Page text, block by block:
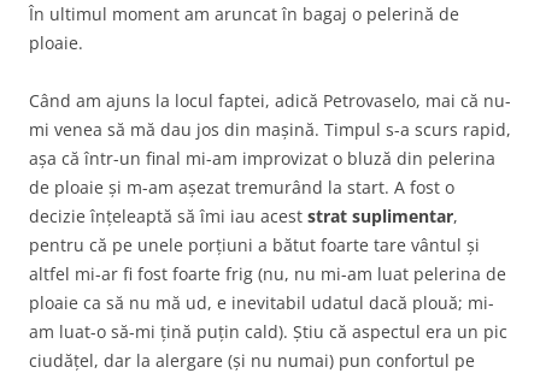
În ultimul moment am aruncat în bagaj o pelerină de
ploaie.
Când am ajuns la locul faptei, adică Petrovaselo, mai că nu-
mi venea să mă dau jos din mașină. Timpul s-a scurs rapid,
așa că într-un final mi-am improvizat o bluză din pelerina
de ploaie și m-am așezat tremurând la start. A fost o
decizie înțeleaptă să îmi iau acest strat suplimentar,
pentru că pe unele porțiuni a bătut foarte tare vântul și
altfel mi-ar fi fost foarte frig (nu, nu mi-am luat pelerina de
ploaie ca să nu mă ud, e inevitabil udatul dacă plouă; mi-
am luat-o să-mi țină puțin cald). Știu că aspectul era un pic
ciudățel, dar la alergare (și nu numai) pun confortul pe